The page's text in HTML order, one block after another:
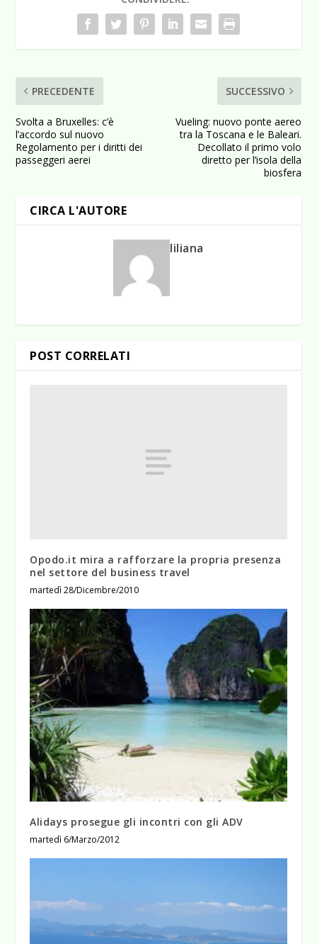
PRECEDENTE
Svolta a Bruxelles: c’è
l’accordo sul nuovo
Regolamento per i diritti dei
passeggeri aerei
SUCCESSIVO
Vueling: nuovo ponte aereo
tra la Toscana e le Baleari.
Decollato il primo volo
diretto per l’isola della
biosfera
CIRCA L'AUTORE
liliana
POST CORRELATI
Opodo.it mira a rafforzare la propria presenza
nel settore del business travel
martedì 28/Dicembre/2010
Alidays prosegue gli incontri con gli ADV
martedì 6/Marzo/2012